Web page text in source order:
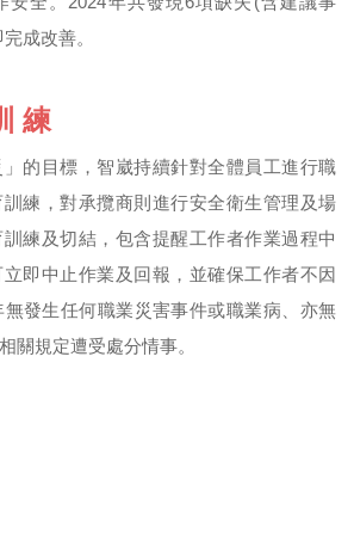
成改善。
練
的目標，智崴持續針對全體員工進行職
練，對承攬商則進行安全衛生管理及場
練及切結，包含提醒工作者作業過程中
即中止作業及回報，並確保工作者不因
無發生任何職業災害事件或職業病、亦無
關規定遭受處分情事。